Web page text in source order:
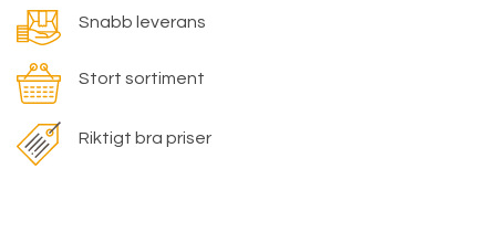
Snabb leverans
Stort sortiment
Riktigt bra priser